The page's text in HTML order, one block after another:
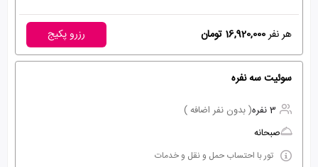
هر نفر16,920,000 تومان رزرو پکیج
سوئیت سه نفره
3 نفره
( بدون نفر اضافه )
صبحانه
تور با احتساب حمل و نقل و خدمات